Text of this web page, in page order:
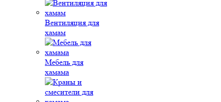
Вентиляция для
хамам
Мебель для
хамама